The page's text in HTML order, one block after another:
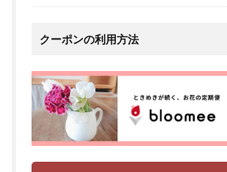
クーポンの利用方法